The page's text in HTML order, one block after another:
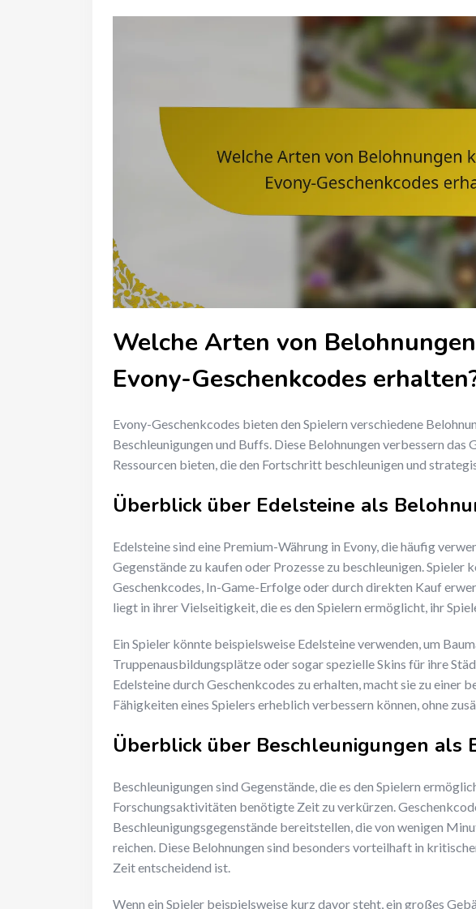
Welche Arten von
Evony-Geschenkcodes
Evony-Geschenkcodes bieten den Spielern verschiedene
Beschleunigungen und Buffs. Diese Belohnungen verbessern das
Ressourcen bieten, die den Fortschritt beschleunigen und
Überblick über Edelsteine als
Edelsteine sind eine Premium-Währung in Evony, die häufig
Gegenstände zu kaufen oder Prozesse zu beschleunigen. Spieler
Geschenkcodes, In-Game-Erfolge oder durch direkten Kauf
liegt in ihrer Vielseitigkeit, die es den Spielern ermöglicht, ihr
Ein Spieler könnte beispielsweise Edelsteine verwenden, um
Truppenausbildungsplätze oder sogar spezielle Skins für ihre
Edelsteine durch Geschenkcodes zu erhalten, macht sie zu einer
Fähigkeiten eines Spielers erheblich verbessern können, ohne
Überblick über Beschleunigungen als
Beschleunigungen sind Gegenstände, die es den Spielern
Forschungsaktivitäten benötigte Zeit zu verkürzen.
Beschleunigungsgegenstände bereitstellen, die von wenigen
reichen. Diese Belohnungen sind besonders vorteilhaft in
Zeit entscheidend ist.
Wenn ein Spieler beispielsweise kurz davor steht, ein großes